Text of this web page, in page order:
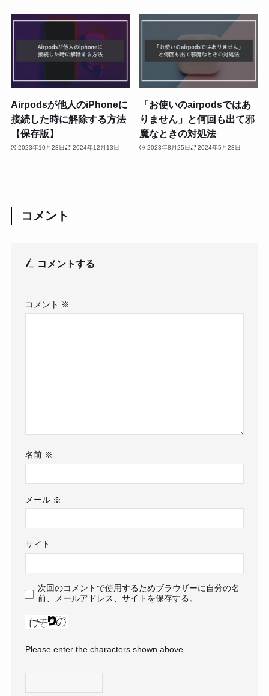
Airpodsが他人のiPhoneに
接続した時に解除する方法
【保存版】
2023年10月23日 2024年12月13日
「お使いのairpodsではあ
りません」と何回も出て邪
魔なときの対処法
2023年8月25日 2024年5月23日
コメント
コメントする
コメント ※
名前 ※
メール ※
サイト
次回のコメントで使用するためブラウザーに自分の名
前、メールアドレス、サイトを保存する。
Please enter the characters shown above.